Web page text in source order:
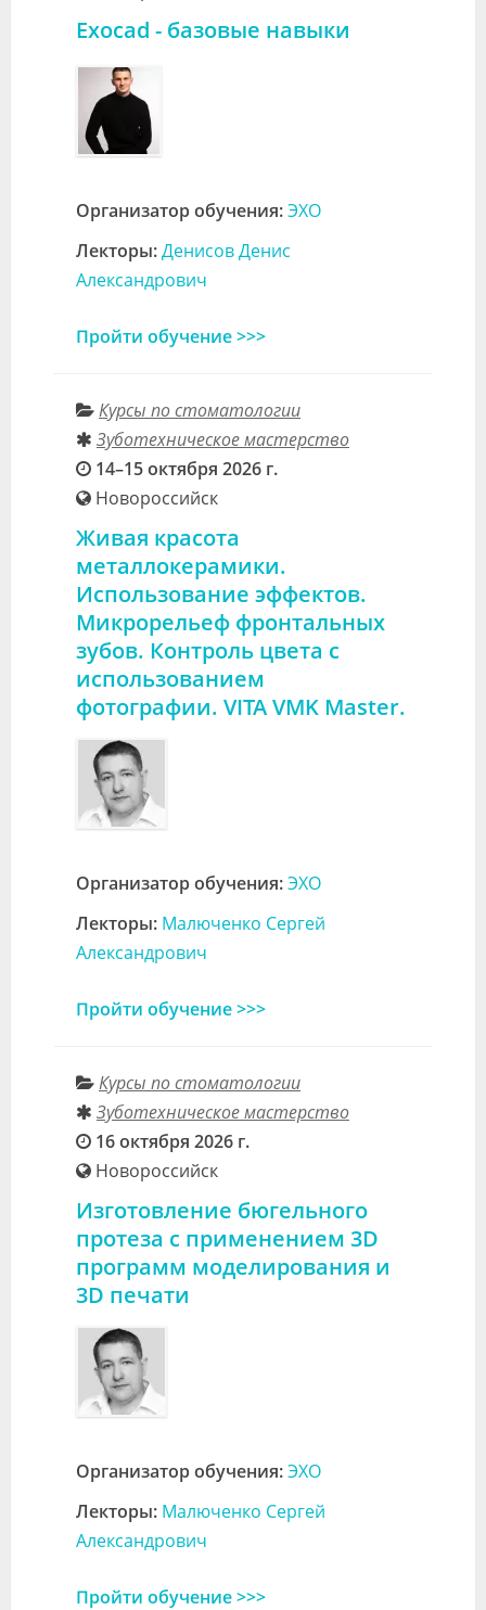
Exocad - базовые навыки
Организатор обучения:ЭХО
Лекторы:Денисов Денис
Александрович
Пройти обучение >>>
Курсы по стоматологии
Зуботехническое мастерство
14–15 октября 2026 г.
Новороссийск
Живая красота
металлокерамики.
Использование эффектов.
Микрорельеф фронтальных
зубов. Контроль цвета с
использованием
фотографии. VITA VMK Master.
Организатор обучения:ЭХО
Лекторы: Малюченко Сергей
Александрович
Пройти обучение >>>
Курсы по стоматологии
Зуботехническое мастерство
16 октября 2026 г.
Новороссийск
Изготовление бюгельного
протеза с применением 3D
программ моделирования и
3D печати
Организатор обучения:ЭХО
Лекторы: Малюченко Сергей
Александрович
Пройти обучение >>>